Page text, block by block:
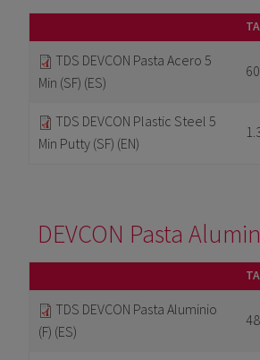
TDS DEVCON Pasta Acero 5
Min (SF) (ES)
TDS DEVCON Plastic Steel 5
Min Putty (SF) (EN)
DEVCON Pasta
TDS DEVCON Pasta Aluminio
(F) (ES)